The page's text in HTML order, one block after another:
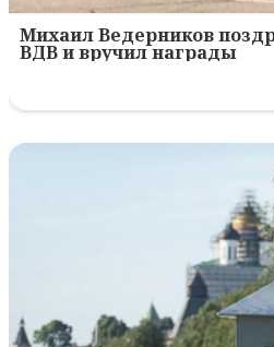
Михаил Ведерников
ВДВ и вручил награды